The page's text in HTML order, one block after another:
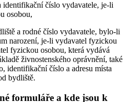
identifikační číslo vydavatele, je-li
osobou,
a rodné číslo vydavatele, bylo-li
narození, je-li vydavatel fyzickou
fyzickou osobou, která vydává
živnostenského oprávnění, také
identifikační číslo a adresu místa
bydliště.
formuláře a kde jsou k